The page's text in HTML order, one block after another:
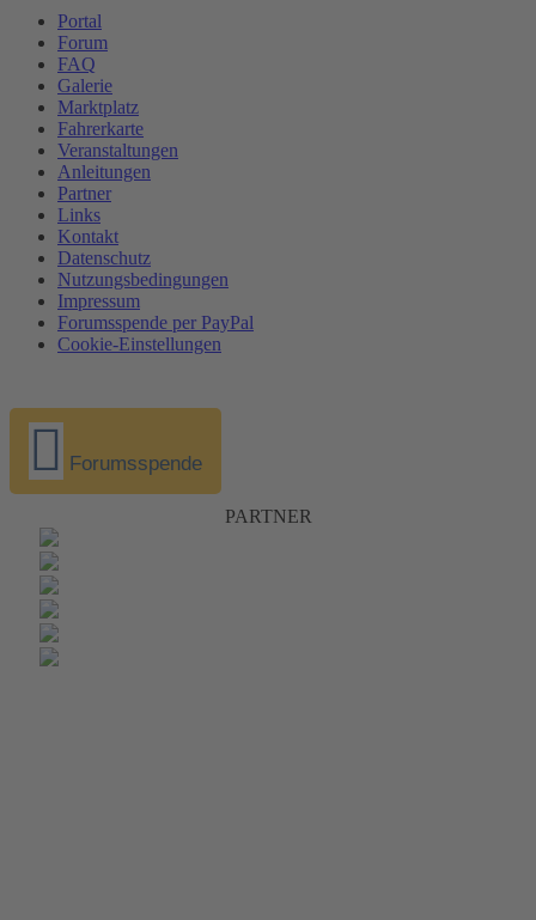
Portal
Forum
FAQ
Galerie
Marktplatz
Fahrerkarte
Veranstaltungen
Anleitungen
Partner
Links
Kontakt
Datenschutz
Nutzungsbedingungen
Impressum
Forumsspende per PayPal
Cookie-Einstellungen
Forumsspende
PARTNER